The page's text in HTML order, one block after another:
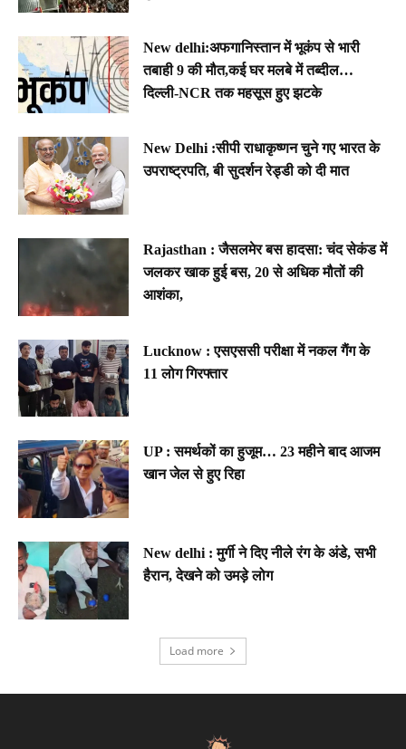
New delhi:अफगानिस्तान में भूकंप से भारी
तबाही 9 की मौत,कई घर मलबे में तब्दील…
दिल्ली-NCR तक महसूस हुए झटके
New Delhi :सीपी राधाकृष्णन चुने गए भारत के
उपराष्ट्रपति, बी सुदर्शन रेड्डी को दी मात
Rajasthan : जैसलमेर बस हादसा: चंद सेकंड में
जलकर खाक हुई बस, 20 से अधिक मौतों की
आशंका,
Lucknow : एसएससी परीक्षा में नकल गैंग के
11 लोग गिरफ्तार
UP : समर्थकों का हुजूम… 23 महीने बाद आजम
खान जेल से हुए रिहा
New delhi : मुर्गी ने दिए नीले रंग के अंडे, सभी
हैरान, देखने को उमड़े लोग
Load more